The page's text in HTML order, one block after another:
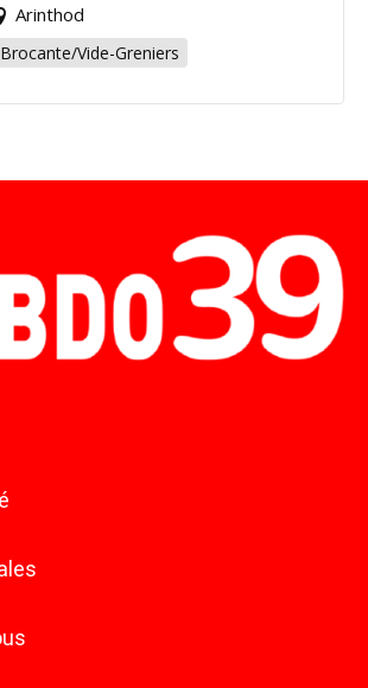
Arinthod
Brocante/Vide-Greniers